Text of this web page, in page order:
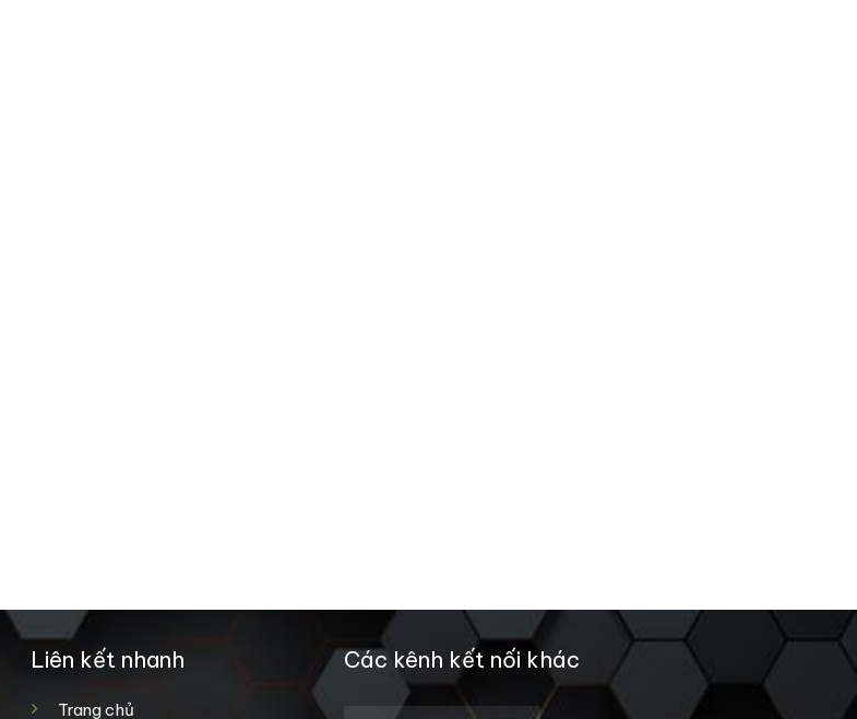
Liên kết nhanh
Trang chủ
Các kênh kết nối khác